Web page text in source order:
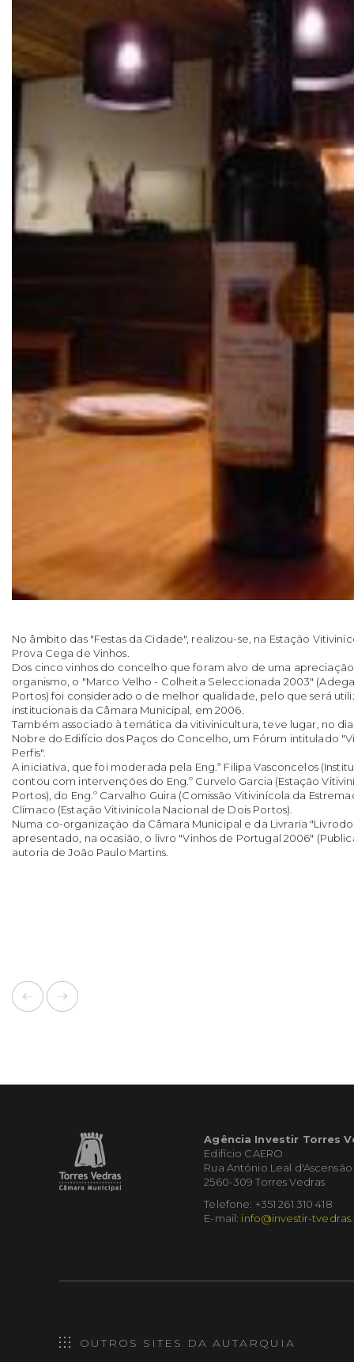
No âmbito das "Festas da Cidade", realizou-se, na Estação
Prova Cega de Vinhos.
Dos cinco vinhos do concelho que foram alvo de uma
organismo, o "Marco Velho - Colheita Seleccionada 2003"
Portos) foi considerado o de melhor qualidade, pelo que será
institucionais da Câmara Municipal, em 2006.
Também associado à temática da vitivinicultura, teve lugar, no
Nobre do Edifício dos Paços do Concelho, um Fórum intitulado
Perfis".
A iniciativa, que foi moderada pela Eng.ª Filipa Vasconcelos
contou com intervenções do Eng.º Curvelo Garcia (Estação
Portos), do Eng.º Carvalho Guira (Comissão Vitivinícola da
Clímaco (Estação Vitivinícola Nacional de Dois Portos).
Numa co-organização da Câmara Municipal e da Livraria
apresentado, na ocasião, o livro "Vinhos de Portugal 2006"
autoria de João Paulo Martins.
Agência Investir Torres
Edifício CAERO
Rua António Leal d'Ascensão
2560-309 Torres Vedras
Telefone: +351 261 310 418
E-mail: info@investir-
OUTROS SITES DA AUTARQUIA